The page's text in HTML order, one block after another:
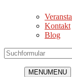
Kontakt
Blog
MENUMENU